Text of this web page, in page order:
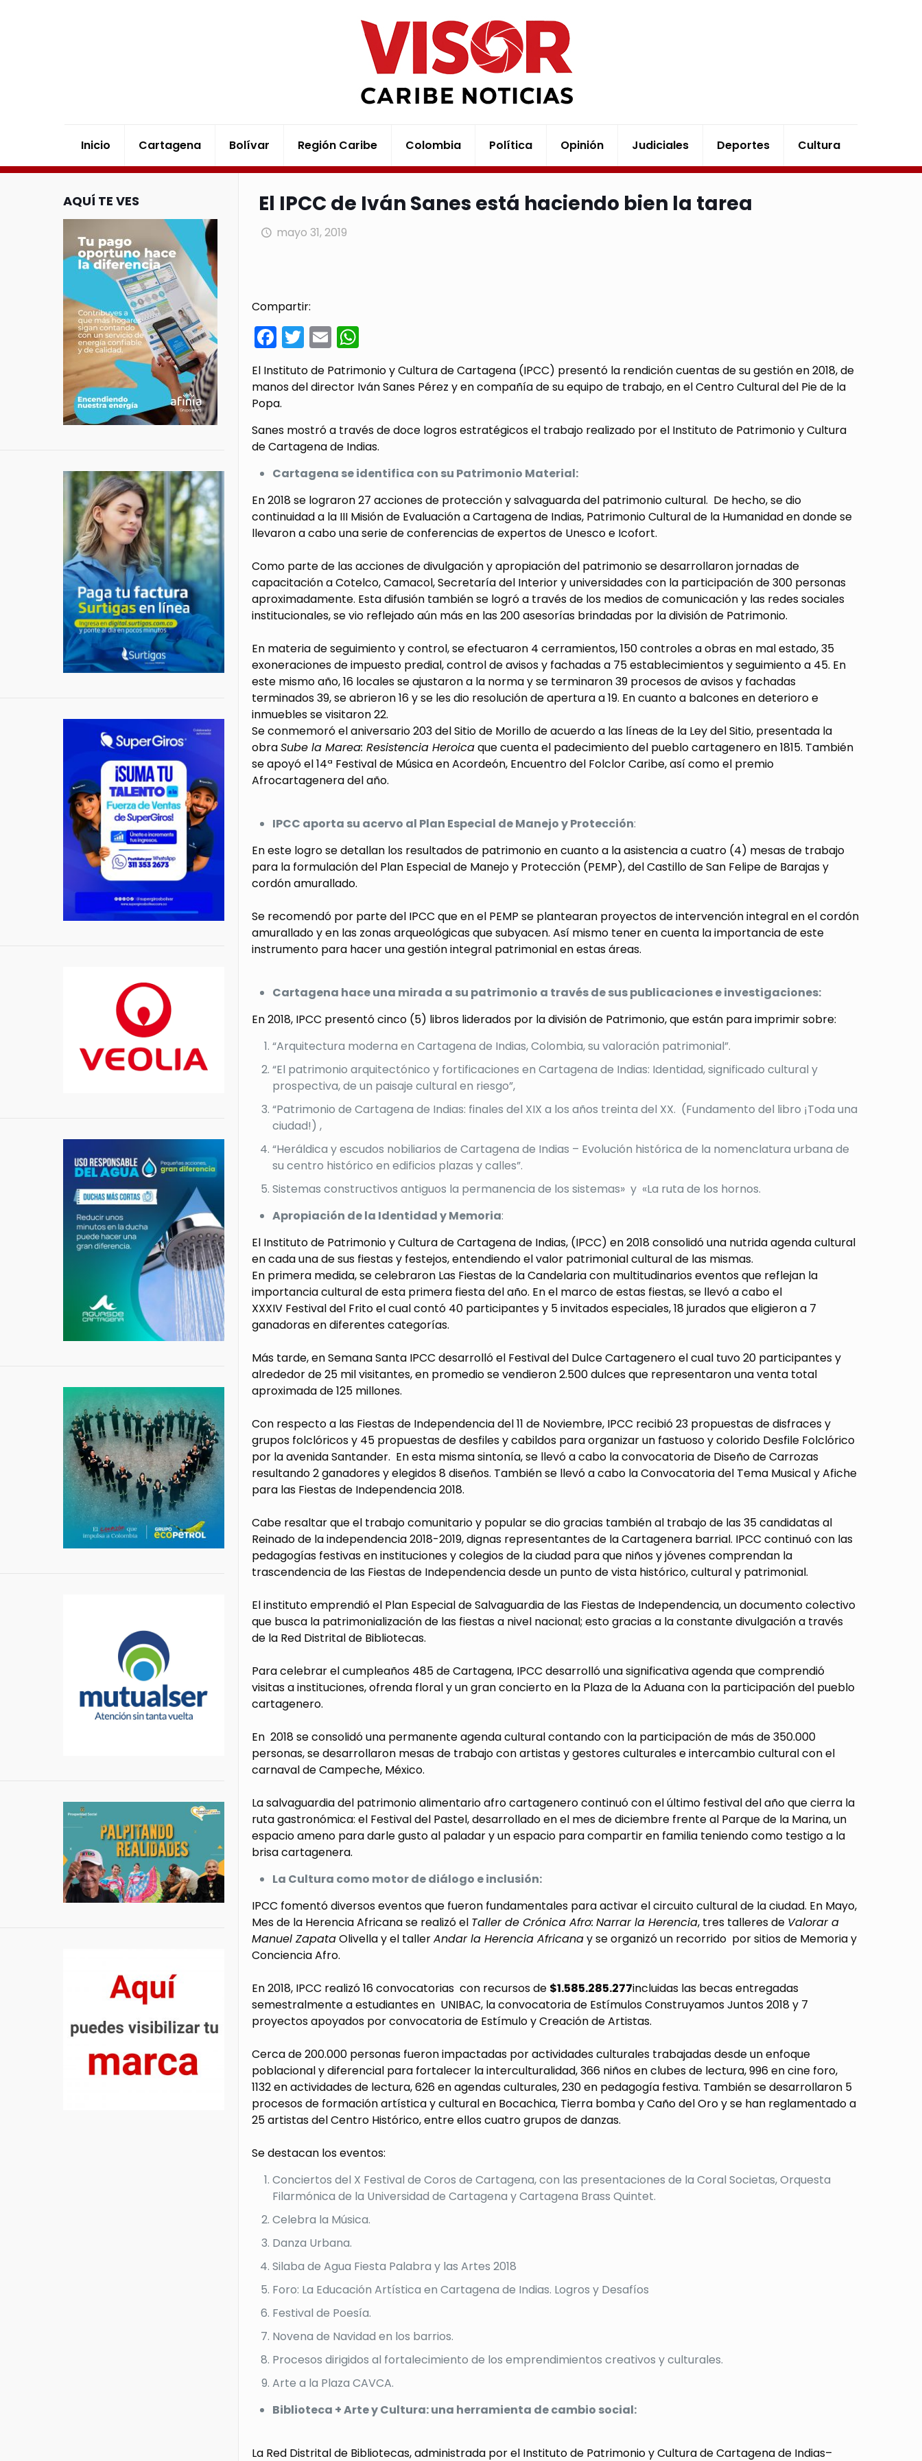
Inicio Cartagena Bolívar Región Caribe Colombia Política Opinión Judiciales Deportes Cultura
El IPCC de Iván Sanes está haciendo bien la tarea
mayo 31, 2019
Compartir:
Facebook
Twitter
Email
El Instituto de Patrimonio y Cultura de Cartagena (IPCC) presentó la rendición cuentas de su gestión en 2018, de
manos del director Iván Sanes Pérez y en compañía de su equipo de trabajo, en el Centro Cultural del Pie de la
Popa.
Sanes mostró a través de doce logros estratégicos el trabajo realizado por el Instituto de Patrimonio y Cultura
de Cartagena de Indias.
Cartagena se identifica con su Patrimonio Material:
En 2018 se lograron 27 acciones de protección y salvaguarda del patrimonio cultural. De hecho, se dio
continuidad a la III Misión de Evaluación a Cartagena de Indias, Patrimonio Cultural de la Humanidad en donde se
llevaron a cabo una serie de conferencias de expertos de Unesco e Icofort.
Como parte de las acciones de divulgación y apropiación del patrimonio se desarrollaron jornadas de
capacitación a Cotelco, Camacol, Secretaría del Interior y universidades con la participación de 300 personas
aproximadamente. Esta difusión también se logró a través de los medios de comunicación y las redes sociales
institucionales, se vio reflejado aún más en las 200 asesorías brindadas por la división de Patrimonio.
En materia de seguimiento y control, se efectuaron 4 cerramientos, 150 controles a obras en mal estado, 35
exoneraciones de impuesto predial, control de avisos y fachadas a 75 establecimientos y seguimiento a 45. En
este mismo año, 16 locales se ajustaron a la norma y se terminaron 39 procesos de avisos y fachadas
terminados 39, se abrieron 16 y se les dio resolución de apertura a 19. En cuanto a balcones en deterioro e
inmuebles se visitaron 22.
Se conmemoró el aniversario 203 del Sitio de Morillo de acuerdo a las líneas de la Ley del Sitio, presentada la
obraSube la Marea: Resistencia Heroicaque cuenta el padecimiento del pueblo cartagenero en 1815. También
se apoyó el 14ª Festival de Música en Acordeón, Encuentro del Folclor Caribe, así como el premio
Afrocartagenera del año.
IPCC aporta su acervo al Plan Especial de Manejo y Protección:
En este logro se detallan los resultados de patrimonio en cuanto a la asistencia a cuatro (4) mesas de trabajo
para la formulación del Plan Especial de Manejo y Protección (PEMP), del Castillo de San Felipe de Barajas y
cordón amurallado.
Se recomendó por parte del IPCC que en el PEMP se plantearan proyectos de intervención integral en el cordón
amurallado y en las zonas arqueológicas que subyacen. Así mismo tener en cuenta la importancia de este
instrumento para hacer una gestión integral patrimonial en estas áreas.
Cartagena hace una mirada a su patrimonio a través de sus publicaciones e investigaciones:
En 2018, IPCC presentó cinco (5) libros liderados por la división de Patrimonio, que están para imprimir sobre:
“Arquitectura moderna en Cartagena de Indias, Colombia, su valoración patrimonial”.
“El patrimonio arquitectónico y fortificaciones en Cartagena de Indias: Identidad, significado cultural y
prospectiva, de un paisaje cultural en riesgo”,
“Patrimonio de Cartagena de Indias: finales del XIX a los años treinta del XX. (Fundamento del libro ¡Toda una
ciudad!) ,
“Heráldica y escudos nobiliarios de Cartagena de Indias – Evolución histórica de la nomenclatura urbana de
su centro histórico en edificios plazas y calles”.
Sistemas constructivos antiguos la permanencia de los sistemas» y «La ruta de los hornos.
Apropiación de la Identidad y Memoria:
El Instituto de Patrimonio y Cultura de Cartagena de Indias, (IPCC) en 2018 consolidó una nutrida agenda cultural
en cada una de sus fiestas y festejos, entendiendo el valor patrimonial cultural de las mismas.
En primera medida, se celebraron Las Fiestas de la Candelaria con multitudinarios eventos que reflejan la
importancia cultural de esta primera fiesta del año. En el marco de estas fiestas, se llevó a cabo el
XXXIV Festival del Frito el cual contó 40 participantes y 5 invitados especiales, 18 jurados que eligieron a 7
ganadoras en diferentes categorías.
Más tarde, en Semana Santa IPCC desarrolló el Festival del Dulce Cartagenero el cual tuvo 20 participantes y
alrededor de 25 mil visitantes, en promedio se vendieron 2.500 dulces que representaron una venta total
aproximada de 125 millones.
Con respecto a las Fiestas de Independencia del 11 de Noviembre, IPCC recibió 23 propuestas de disfraces y
grupos folclóricos y 45 propuestas de desfiles y cabildos para organizar un fastuoso y colorido Desfile Folclórico
por la avenida Santander. En esta misma sintonía, se llevó a cabo la convocatoria de Diseño de Carrozas
resultando 2 ganadores y elegidos 8 diseños. También se llevó a cabo la Convocatoria del Tema Musical y Afiche
para las Fiestas de Independencia 2018.
Cabe resaltar que el trabajo comunitario y popular se dio gracias también al trabajo de las 35 candidatas al
Reinado de la independencia 2018-2019, dignas representantes de la Cartagenera barrial. IPCC continuó con las
pedagogías festivas en instituciones y colegios de la ciudad para que niños y jóvenes comprendan la
trascendencia de las Fiestas de Independencia desde un punto de vista histórico, cultural y patrimonial.
El instituto emprendió el Plan Especial de Salvaguardia de las Fiestas de Independencia, un documento colectivo
que busca la patrimonialización de las fiestas a nivel nacional; esto gracias a la constante divulgación a través
de la Red Distrital de Bibliotecas.
Para celebrar el cumpleaños 485 de Cartagena, IPCC desarrolló una significativa agenda que comprendió
visitas a instituciones, ofrenda floral y un gran concierto en la Plaza de la Aduana con la participación del pueblo
cartagenero.
En 2018 se consolidó una permanente agenda cultural contando con la participación de más de 350.000
personas, se desarrollaron mesas de trabajo con artistas y gestores culturales e intercambio cultural con el
carnaval de Campeche, México.
La salvaguardia del patrimonio alimentario afro cartagenero continuó con el último festival del año que cierra la
ruta gastronómica: el Festival del Pastel, desarrollado en el mes de diciembre frente al Parque de la Marina, un
espacio ameno para darle gusto al paladar y un espacio para compartir en familia teniendo como testigo a la
brisa cartagenera.
La Cultura como motor de diálogo e inclusión:
IPCC fomentó diversos eventos que fueron fundamentales para activar el circuito cultural de la ciudad. En Mayo,
Mes de la Herencia Africana se realizó el Taller de Crónica Afro: Narrar la Herencia, tres talleres de Valorar a
Manuel ZapataOlivella y el tallerAndar la Herencia Africanay se organizó un recorrido por sitios de Memoria y
Conciencia Afro.
En 2018, IPCC realizó 16 convocatorias con recursos de $1.585.285.277incluidas las becas entregadas
semestralmente a estudiantes en UNIBAC, la convocatoria de Estímulos Construyamos Juntos 2018 y 7
proyectos apoyados por convocatoria de Estímulo y Creación de Artistas.
Cerca de 200.000 personas fueron impactadas por actividades culturales trabajadas desde un enfoque
poblacional y diferencial para fortalecer la interculturalidad, 366 niños en clubes de lectura, 996 en cine foro,
1132 en actividades de lectura, 626 en agendas culturales, 230 en pedagogía festiva. También se desarrollaron 5
procesos de formación artística y cultural en Bocachica, Tierra bomba y Caño del Oro y se han reglamentado a
25 artistas del Centro Histórico, entre ellos cuatro grupos de danzas.
Se destacan los eventos:
Conciertos del X Festival de Coros de Cartagena, con las presentaciones de la Coral Societas, Orquesta
Filarmónica de la Universidad de Cartagena y Cartagena Brass Quintet.
Celebra la Música.
Danza Urbana.
Silaba de Agua Fiesta Palabra y las Artes 2018
Foro: La Educación Artística en Cartagena de Indias. Logros y Desafíos
Festival de Poesía.
Novena de Navidad en los barrios.
Procesos dirigidos al fortalecimiento de los emprendimientos creativos y culturales.
Arte a la Plaza CAVCA.
Biblioteca + Arte y Cultura: una herramienta de cambio social:
La Red Distrital de Bibliotecas, administrada por el Instituto de Patrimonio y Cultura de Cartagena de Indias–
AQUÍ TE VES